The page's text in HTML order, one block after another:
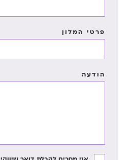
פרטי המלון
הודעה